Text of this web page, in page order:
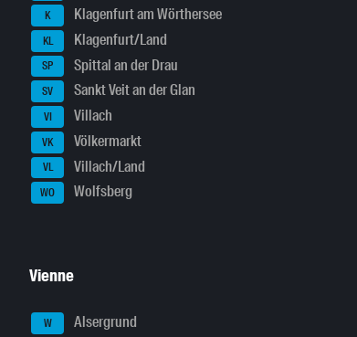
K Klagenfurt am Wörthersee
KL Klagenfurt/Land
SP Spittal an der Drau
SV Sankt Veit an der Glan
VI Villach
VK Völkermarkt
VL Villach/Land
WO Wolfsberg
Vienne
W Alsergrund